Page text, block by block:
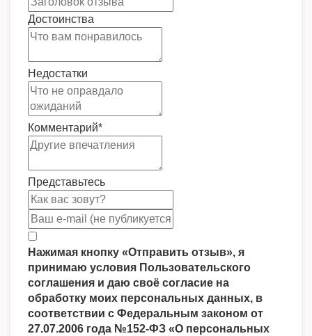
Достоинства
Недостатки
Комментарий*
Представьтесь
Нажимая кнопку «Отправить отзыв», я
принимаю условия Пользовательского
соглашения и даю своё согласие на
обработку моих персональных данных, в
соответствии с Федеральным законом от
27.07.2006 года №152-ФЗ «О персональных